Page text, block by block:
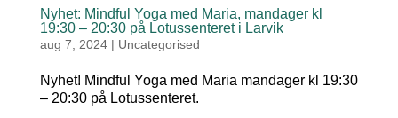
Nyhet: Mindful Yoga med Maria, mandager kl
19:30 – 20:30 på Lotussenteret i Larvik
aug 7, 2024| Uncategorised
Nyhet! Mindful Yoga med Maria mandager kl 19:30
– 20:30 på Lotussenteret.